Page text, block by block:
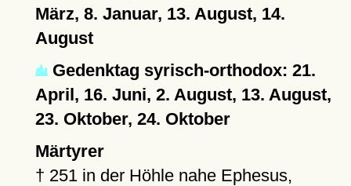
März, 8. Januar, 13. August, 14.
August
Gedenktag syrisch-orthodox: 21.
April, 16. Juni, 2. August, 13. August,
23. Oktober, 24. Oktober
Märtyrer
† 251in der Höhlenahe Ephesus,